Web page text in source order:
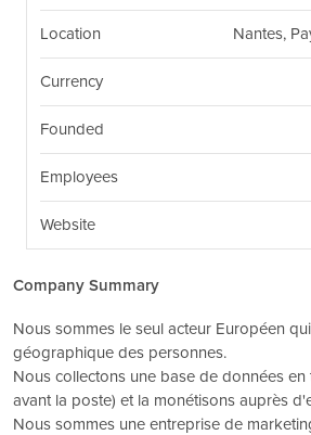
Location Nantes,
Currency
Founded
Employees
Website
Company Summary
Nous sommes le seul acteur Européen
géographique des personnes.
Nous collectons une base de données
avant la poste) et la monétisons auprès
Nous sommes une entreprise de